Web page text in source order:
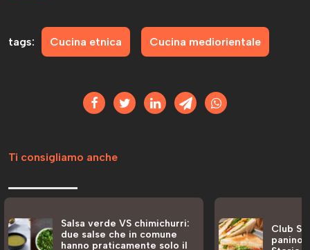
tags: Cucina etnica Cucina mediorientale
Ti consigliamo anche
Salsa verde VS chimichurri:
due salse che in comune
hanno praticamente solo il
Club
panino